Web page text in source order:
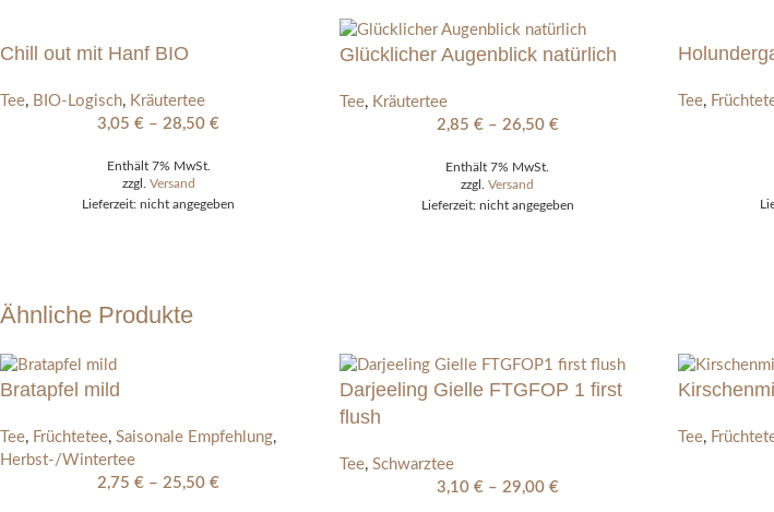
Chill out mit Hanf BIO
Tee, BIO-Logisch, Kräutertee
3,05€ –28,50€
Enthält 7% MwSt.
zzgl. Versand
Lieferzeit: nicht angegeben
Glücklicher Augenblick natürlich
Tee, Kräutertee
2,85 € – 26,50 €
Enthält 7% MwSt.
zzgl.Versand
Lieferzeit: nicht angegeben
Tee,
Ähnliche Produkte
Bratapfel mild
Tee, Früchtetee, Saisonale Empfehlung,
Herbst-/Wintertee
2,75€ –25,50€
Darjeeling Gielle FTGFOP 1 first
flush
Tee, Schwarztee
3,10 € – 29,00 €
Tee,